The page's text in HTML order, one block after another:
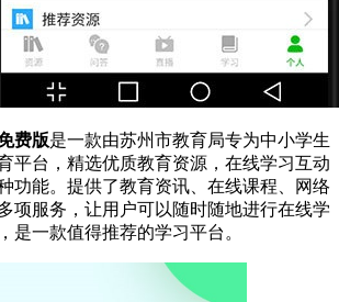
费版是一款由苏州市教育局专为中小学生
平台，精选优质教育资源，在线学习互动
功能。提供了教育资讯、在线课程、网络
项服务，让用户可以随时随地进行在线学
是一款值得推荐的学习平台。